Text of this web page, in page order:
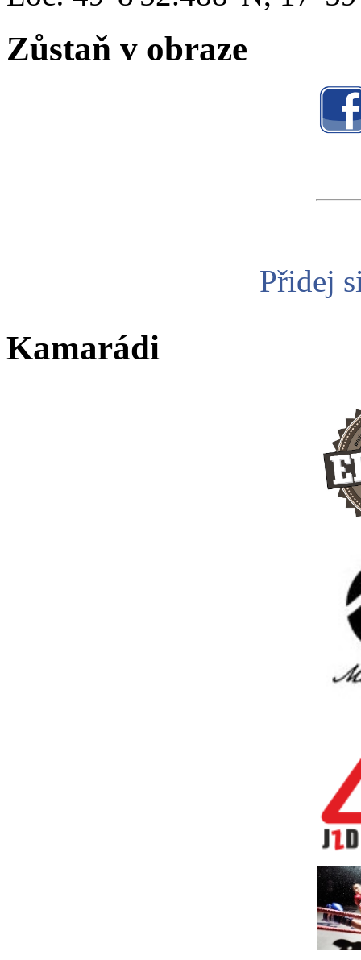
Zůstaň v obraze
Přidej
Kamarádi